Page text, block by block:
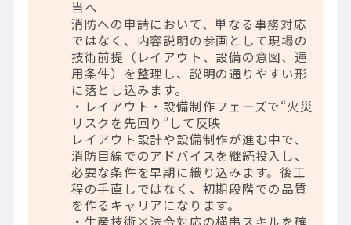
当へ
消防への申請において、単なる事務対応
ではなく、内容説明の参画として現場の
技術前提（レイアウト、設備の意図、運
用条件）を整理し、説明の通りやすい形
に落とし込みます。
・レイアウト・設備制作フェーズで“火災
リスクを先回り”して反映
レイアウト設計や設備制作が進む中で、
消防目線でのアドバイスを継続投入し、
必要な条件を早期に織り込みます。後工
程の手直しではなく、初期段階での品質
を作るキャリアになります。
・生産技術×法令対応の横串スキルを確